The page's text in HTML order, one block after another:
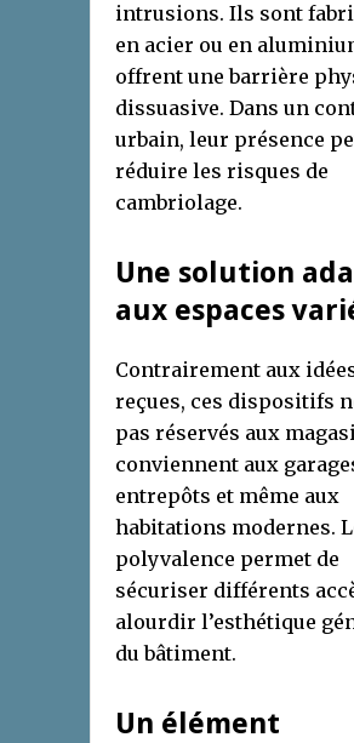
intrusions. Ils sont
en acier ou en
offrent une barrière
dissuasive. Dans un
urbain, leur présence
réduire les risques de
cambriolage.
Une solution
aux espaces
Contrairement aux
reçues, ces dispositifs
pas réservés aux
conviennent aux
entrepôts et même aux
habitations modernes.
polyvalence permet de
sécuriser différents
alourdir l’esthétique
du bâtiment.
Un élément